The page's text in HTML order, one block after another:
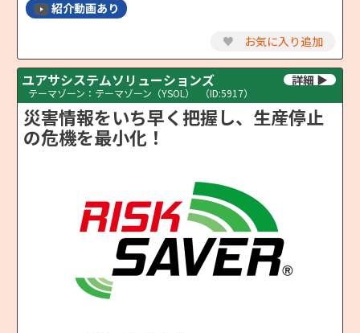
紹介動画あり
♥ お気に入り追加
ユアサシステムソリューションズ
テーマゾーン：テーマゾーン（YSOL） （ID:5917）
災害情報をいち早く把握し、生産停止
の危機を最小化！